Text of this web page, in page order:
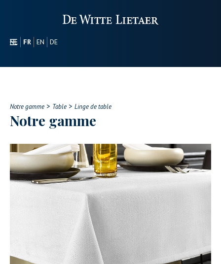
NL FR EN
DE
NOTRE GAMME
CONTACT
Notre gamme > Table > Linge de table
Notre gamme